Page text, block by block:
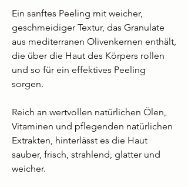
Ein sanftes Peeling mit weicher,
geschmeidiger Textur, das Granulate
aus mediterranen Olivenkernen enthält,
die über die Haut des Körpers rollen
und so für ein effektives Peeling
sorgen.
Reich an wertvollen natürlichen Ölen,
Vitaminen und pflegenden natürlichen
Extrakten, hinterlässt es die Haut
sauber, frisch, strahlend, glatter und
weicher.